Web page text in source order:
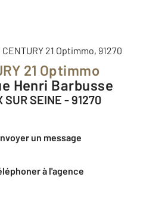
21 Optimmo
Henri Barbusse
SUR SEINE - 91270
Envoyer un message
à l'agence